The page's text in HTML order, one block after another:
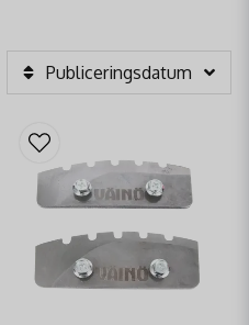
Publiceringsdatum